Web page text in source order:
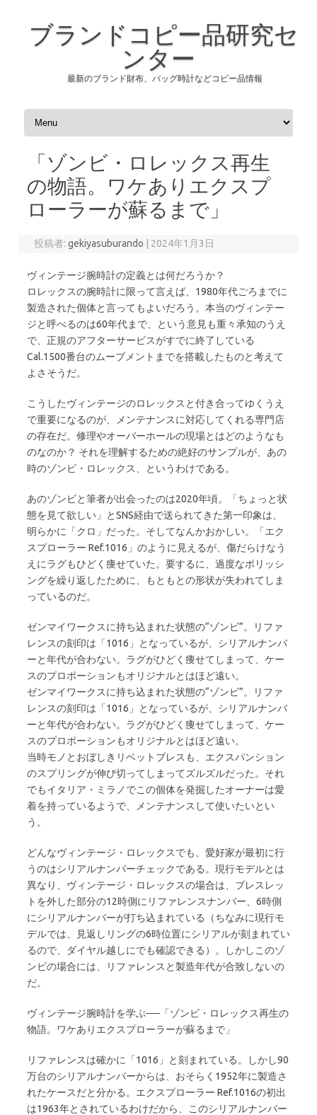
ブランドコピー品研究セ
ンター
最新のブランド財布、バッグ時計などコピー品情報
コンテンツへスキップ
「ゾンビ・ロレックス再生
の物語。ワケありエクスプ
ローラーが蘇るまで」
投稿者:gekiyasuburando 2024年1月3日
ヴィンテージ腕時計の定義とは何だろうか？
ロレックスの腕時計に限って言えば、1980年代ごろまでに
製造された個体と言ってもよいだろう。本当のヴィンテー
ジと呼べるのは60年代まで、という意見も重々承知のうえ
で、正規のアフターサービスがすでに終了している
Cal.1500番台のムーブメントまでを搭載したものと考えて
よさそうだ。
こうしたヴィンテージのロレックスと付き合ってゆくうえ
で重要になるのが、メンテナンスに対応してくれる専門店
の存在だ。修理やオーバーホールの現場とはどのようなも
のなのか？ それを理解するための絶好のサンプルが、あの
時のゾンビ・ロレックス、というわけである。
あのゾンビと筆者が出会ったのは2020年頃。「ちょっと状
態を見て欲しい」とSNS経由で送られてきた第一印象は、
明らかに「クロ」だった。そしてなんかおかしい。「エク
スプローラー Ref.1016」のように見えるが、傷だらけなう
えにラグもひどく痩せていた。要するに、過度なポリッシ
ングを繰り返したために、もともとの形状が失われてしま
っているのだ。
ゼンマイワークスに持ち込まれた状態の“ゾンビ”。リファ
レンスの刻印は「1016」となっているが、シリアルナンバ
ーと年代が合わない。ラグがひどく痩せてしまって、ケー
スのプロポーションもオリジナルとはほど遠い。
ゼンマイワークスに持ち込まれた状態の“ゾンビ”。リファ
レンスの刻印は「1016」となっているが、シリアルナンバ
ーと年代が合わない。ラグがひどく痩せてしまって、ケー
スのプロポーションもオリジナルとはほど遠い。
当時モノとおぼしきリベットブレスも、エクスパンション
のスプリングが伸び切ってしまってズルズルだった。それ
でもイタリア・ミラノでこの個体を発掘したオーナーは愛
着を持っているようで、メンテナンスして使いたいとい
う。
どんなヴィンテージ・ロレックスでも、愛好家が最初に行
うのはシリアルナンバーチェックである。現行モデルとは
異なり、ヴィンテージ・ロレックスの場合は、ブレスレッ
トを外した部分の12時側にリファレンスナンバー、6時側
にシリアルナンバーが打ち込まれている（ちなみに現行モ
デルでは、見返しリングの6時位置にシリアルが刻まれてい
るので、ダイヤル越しにでも確認できる）。しかしこのゾ
ンビの場合には、リファレンスと製造年代が合致しないの
だ。
ヴィンテージ腕時計を学ぶ──「ゾンビ・ロレックス再生の
物語。ワケありエクスプローラーが蘇るまで」
リファレンスは確かに「1016」と刻まれている。しかし90
万台のシリアルナンバーからは、おそらく1952年に製造さ
れたケースだと分かる。エクスプローラー Ref.1016の初出
は1963年とされているわけだから、このシリアルナンバー